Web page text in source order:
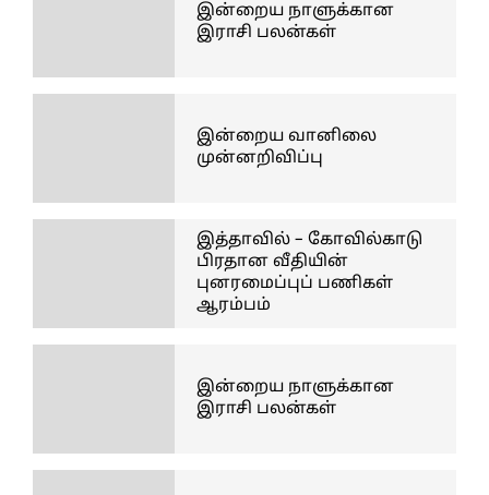
இன்றைய நாளுக்கான
இராசி பலன்கள்
இன்றைய வானிலை
முன்னறிவிப்பு
இத்தாவில் – கோவில்காடு
பிரதான வீதியின்
புனரமைப்புப் பணிகள்
ஆரம்பம்
இன்றைய நாளுக்கான
இராசி பலன்கள்